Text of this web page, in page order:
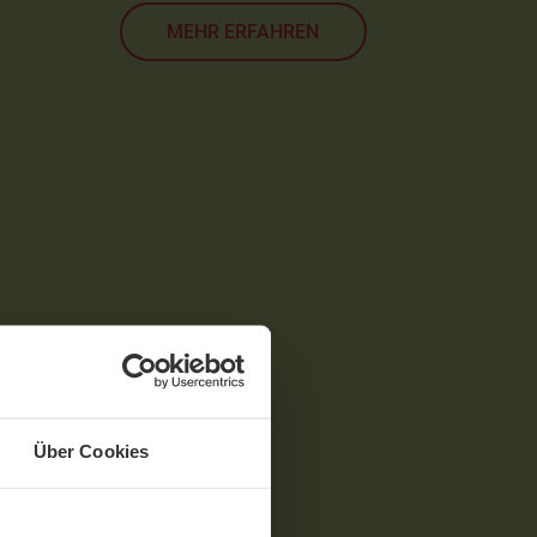
Über Cookies
MEHR ERFAHREN